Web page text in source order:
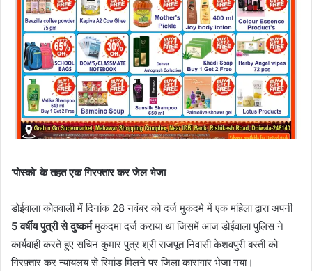
‘पोस्को’ के तहत एक गिरफ्तार कर जेल भेजा
डोईवाला कोतवाली में दिनांक 28 नवंबर को दर्ज मुकदमे में एक महिला द्वारा अपनी
5 वर्षीय पुत्री से दुष्कर्ममुकदमा दर्ज कराया था जिसमें आज डोईवाला पुलिस ने
कार्यवाही करते हुए सचिन कुमार पुत्र श्री राजपूत निवासी केशवपुरी बस्ती को
गिरफ़्तार कर न्यायलय से रिमांड मिलने पर जिला कारागार भेजा गया।